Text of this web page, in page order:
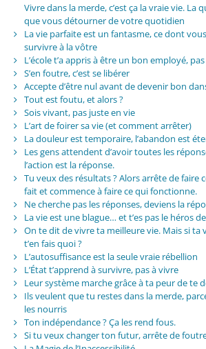
Vivre dans la merde, c’est ça la vraie vie. La
que vous détourner de votre quotidien
La vie parfaite est un fantasme, ce dont
survivre à la vôtre
L’école t’a appris à être un bon employé,
S’en foutre, c’est se libérer
Accepte d’être nul avant de devenir bon
Tout est foutu, et alors ?
Sois vivant, pas juste en vie
L’art de foirer sa vie (et comment arrêter)
La douleur est temporaire, l’abandon est
Les gens attendent d’avoir toutes les
l’action est la réponse.
Tu veux des résultats ? Alors arrête de faire
fait et commence à faire ce qui fonctionne.
Ne cherche pas les réponses, deviens la
La vie est une blague… et t’es pas le héros
On te dit de vivre ta meilleure vie. Mais si ta
t’en fais quoi ?
L’autosuffisance est la seule vraie rébellion
L’État t’apprend à survivre, pas à vivre
Leur système marche grâce à ta peur de te
Ils veulent que tu restes dans la merde,
les nourris
Ton indépendance ? Ça les rend fous.
Si tu veux changer ton futur, arrête de